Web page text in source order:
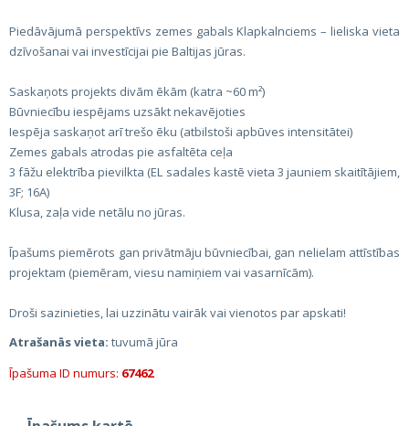
Piedāvājumā perspektīvs zemes gabals Klapkalnciems – lieliska vieta
dzīvošanai vai investīcijai pie Baltijas jūras.
Saskaņots projekts divām ēkām (katra ~60 m²)
Būvniecību iespējams uzsākt nekavējoties
Iespēja saskaņot arī trešo ēku (atbilstoši apbūves intensitātei)
Zemes gabals atrodas pie asfaltēta ceļa
3 fāžu elektrība pievilkta (EL sadales kastē vieta 3 jauniem skaitītājiem,
3F; 16A)
Klusa, zaļa vide netālu no jūras.
Īpašums piemērots gan privātmāju būvniecībai, gan nelielam attīstības
projektam (piemēram, viesu namiņiem vai vasarnīcām).
Droši sazinieties, lai uzzinātu vairāk vai vienotos par apskati!
Atrašanās vieta: tuvumā jūra
Īpašuma ID numurs: 67462